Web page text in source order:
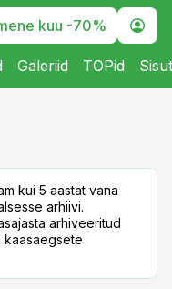
kuu -70%
Galeriid TOPid
kui 5 aastat vana
arhiivi.
arhiveeritud
kaasaegsete